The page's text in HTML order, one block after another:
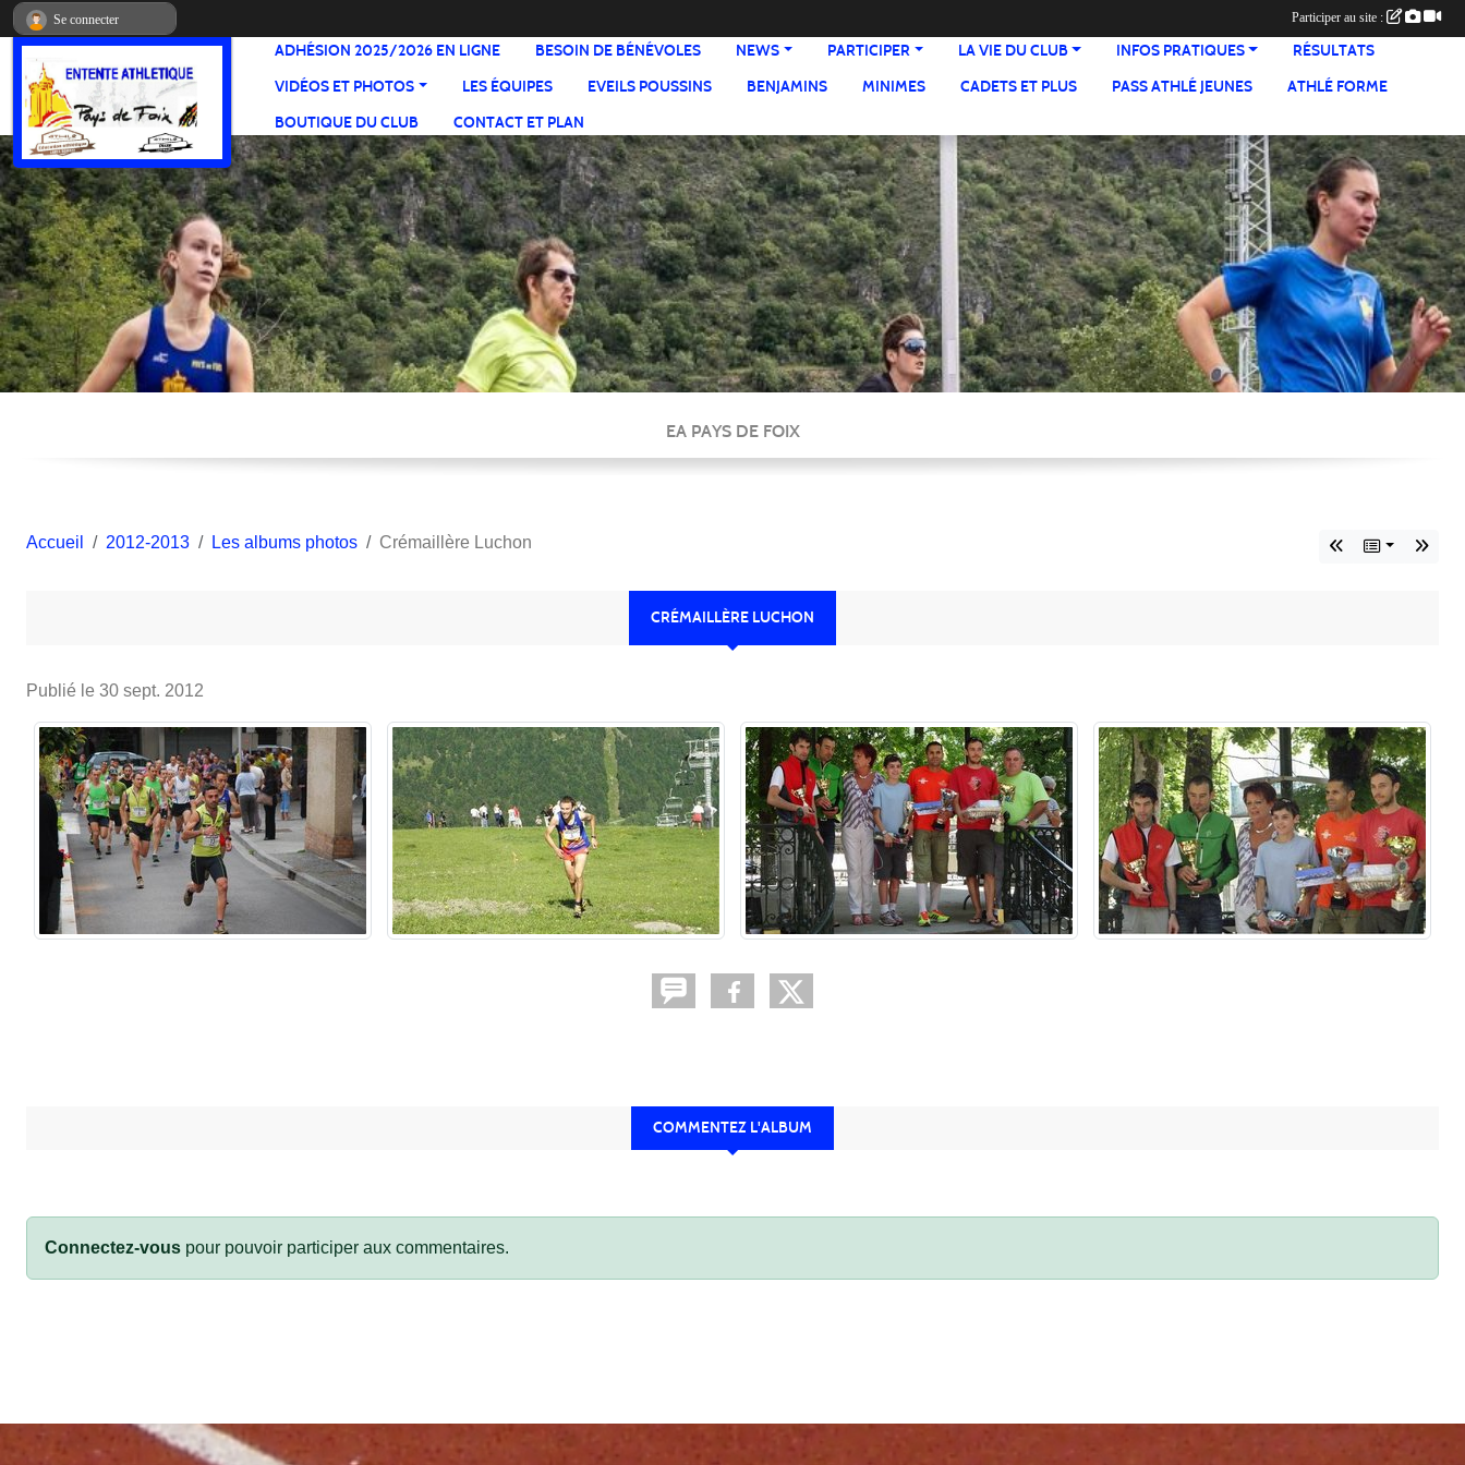
ADHÉSION 2025/2026 EN LIGNE BESOIN DE BÉNÉVOLES NEWS PARTICIPER LA VIE DU CLUB INFOS PRATIQUES
RÉSULTATS
VIDÉOS ET PHOTOS
LES ÉQUIPES EVEILS POUSSINS BENJAMINS MINIMES CADETS ET PLUS PASS ATHLÉ JEUNES
ATHLÉ FORME
BOUTIQUE DU CLUB
CONTACT ET PLAN
EA PAYS DE FOIX
Accueil 2012-2013 Les albums photos Crémaillère Luchon
CRÉMAILLÈRE LUCHON
Publié le 30 sept. 2012
COMMENTEZ L'ALBUM
Connectez-vous pour pouvoir participer aux commentaires.
Se connecter Participer au site :
Panneau de gestion des cookies